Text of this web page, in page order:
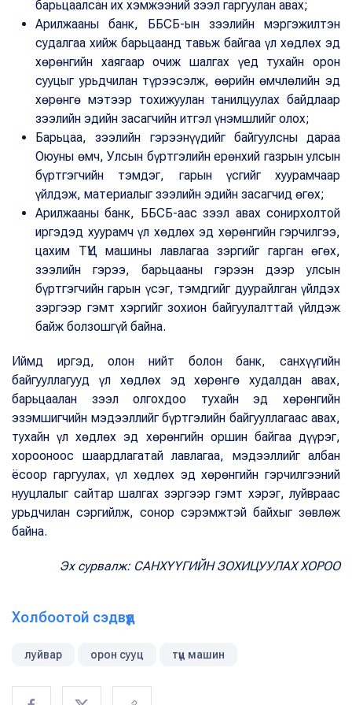
барьцаалсан их хэмжээний зээл гаргуулан авах;
Арилжааны банк, ББСБ-ын зээлийн мэргэжилтэн
судалгаа хийж барьцаанд тавьж байгаа үл хөдлөх эд
хөрөнгийн хаягаар очиж шалгах үед тухайн орон
сууцыг урьдчилан түрээсэлж, өөрийн өмчлөлийн эд
хөрөнгө мэтээр тохижуулан танилцуулах байдлаар
зээлийн эдийн засагчийн итгэл үнэмшлийг олох;
Барьцаа, зээлийн гэрээнүүдийг байгуулсны дараа
Оюуны өмч, Улсын бүртгэлийн ерөнхий газрын улсын
бүртгэгчийн тэмдэг, гарын үсгийг хуурамчаар
үйлдэж, материалыг зээлийн эдийн засагчид өгөх;
Арилжааны банк, ББСБ-аас зээл авах сонирхолтой
иргэдэд хуурамч үл хөдлөх эд хөрөнгийн гэрчилгээ,
цахим ТҮЦ машины лавлагаа зэргийг гарган өгөх,
зээлийн гэрээ, барьцааны гэрээн дээр улсын
бүртгэгчийн гарын үсэг, тэмдгийг дуурайлган үйлдэх
зэргээр гэмт хэргийг зохион байгуулалттай үйлдэж
байж болзошгүй байна.
Иймд иргэд, олон нийт болон банк, санхүүгийн
байгууллагууд үл хөдлөх эд хөрөнгө худалдан авах,
барьцаалан зээл олгохдоо тухайн эд хөрөнгийн
эзэмшигчийн мэдээллийг бүртгэлийн байгууллагаас авах,
тухайн үл хөдлөх эд хөрөнгийн оршин байгаа дүүрэг,
хорооноос шаардлагатай лавлагаа, мэдээллийг албан
ёсоор гаргуулах, үл хөдлөх эд хөрөнгийн гэрчилгээний
нууцлалыг сайтар шалгах зэргээр гэмт хэрэг, луйвраас
урьдчилан сэргийлж, сонор сэрэмжтэй байхыг зөвлөж
байна.
Эх сурвалж: САНХҮҮГИЙН ЗОХИЦУУЛАХ ХОРОО
Холбоотой сэдвүүд
луйвар орон сууц түц машин